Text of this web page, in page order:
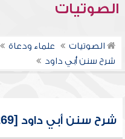
الصوتيات
الصوتيات علماء ودعاة
شرح سنن أبي داود
شرح سنن أبي داود [269]